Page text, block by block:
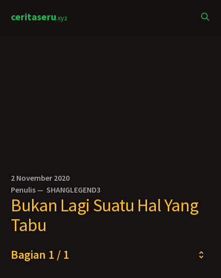
ceritaseru.xyz
2 November 2020
Penulis —SHANGLEGEND3
Bukan Lagi Suatu Hal Yang
Tabu
Bagian 1 / 1